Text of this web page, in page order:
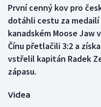
Box
Curling
Dostihy
Florbal
Futsal
První cenný kov pro
dotáhli cestu za
kanadském Moose
Čínu přetlačili 3:2 a
vstřelil kapitán Radek
zápasu.
Videa